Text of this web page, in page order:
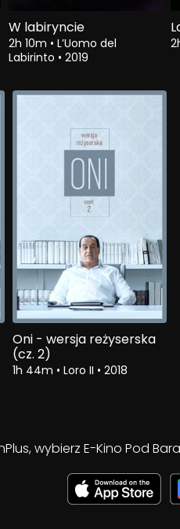
W labiryncie
2h 10m • L’Uomo del
Labirinto • 2019
Oni - wersja reżyserska
(cz. 2)
1h 44m • Loro II • 2018
wybierz E-Kino Pod